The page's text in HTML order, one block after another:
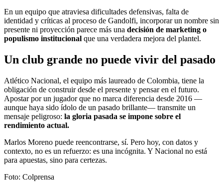
En un equipo que atraviesa dificultades defensivas, falta de
identidad y críticas al proceso de Gandolfi, incorporar un nombre sin
presente ni proyección parece más una decisión de marketing o
populismo institucional que una verdadera mejora del plantel.
Un club grande no puede vivir del pasado
Atlético Nacional, el equipo más laureado de Colombia, tiene la
obligación de construir desde el presente y pensar en el futuro.
Apostar por un jugador que no marca diferencia desde 2016 —
aunque haya sido ídolo de un pasado brillante— transmite un
mensaje peligroso: la gloria pasada se impone sobre el
rendimiento actual.
Marlos Moreno puede reencontrarse, sí. Pero hoy, con datos y
contexto, no es un refuerzo: es una incógnita. Y Nacional no está
para apuestas, sino para certezas.
Foto: Colprensa